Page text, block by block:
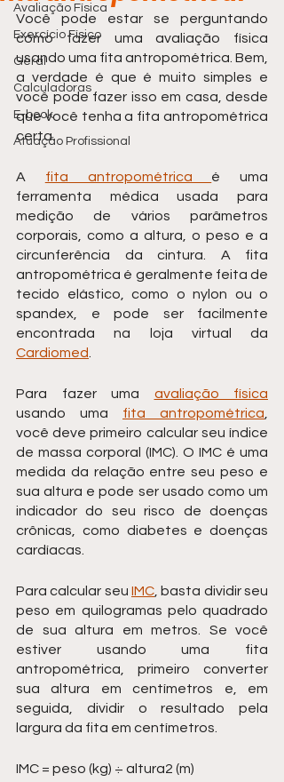
Avaliação Física
Exercício Físico
Geral
Calculadoras
E-book
Atuação Profissional
Você pode estar se perguntando
como fazer uma avaliação física
usando uma fita antropométrica. Bem,
a verdade é que é muito simples e
você pode fazer isso em casa, desde
que você tenha a fita antropométrica
certa.
A fita antropométrica é uma
ferramenta médica usada para
medição de vários parâmetros
corporais, como a altura, o peso e a
circunferência da cintura. A fita
antropométrica é geralmente feita de
tecido elástico, como o nylon ou o
spandex, e pode ser facilmente
Cardiomed
Para fazer uma avaliação física
usando uma fita antropométrica
você deve primeiro calcular seu índice
de massa corporal (IMC). O IMC é uma
medida da relação entre seu peso e
sua altura e pode ser usado como um
indicador do seu risco de doenças
crônicas, como diabetes e doenças
cardíacas.
Para calcular seu IMC , basta dividir seu
peso em quilogramas pelo quadrado
de sua altura em metros. Se você
estiver usando uma fita
antropométrica, primeiro converter
sua altura em centímetros e, em
seguida, dividir o resultado pela
largura da fita em centímetros.
IMC = peso (kg) ÷ altura2 (m)